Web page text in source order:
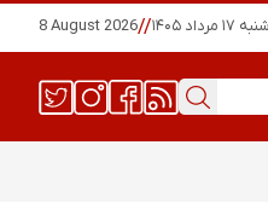
شنبه ۱۷ مرداد ۱۴۰۵ //
8 August 2026